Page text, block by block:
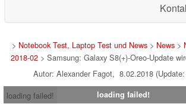
> Notebook Test, Laptop Test und News> News>
2018-02 > Samsung: Galaxy S8(+)-Oreo-Update
Autor: Alexander Fagot, 8.02.2018
loading failed!
loading failed!